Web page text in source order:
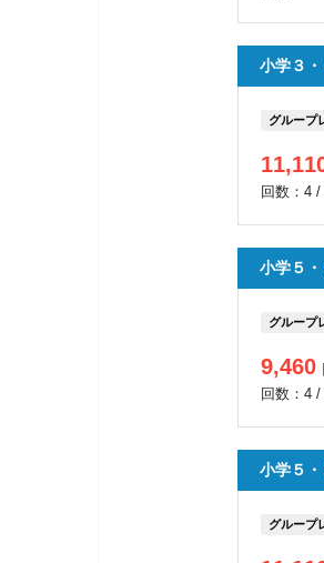
小学３
グループ
回数：4
小学５
グループ
9,460
回数：4
小学５
グループ